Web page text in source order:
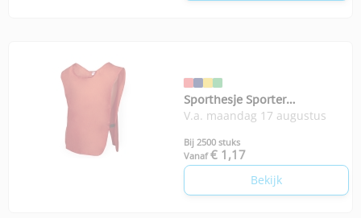
Sporthesje Sporter
volwassenen
V.a. maandag 17 augustus
Bij 2500 stuks
Vanaf € 1,17
Bekijk